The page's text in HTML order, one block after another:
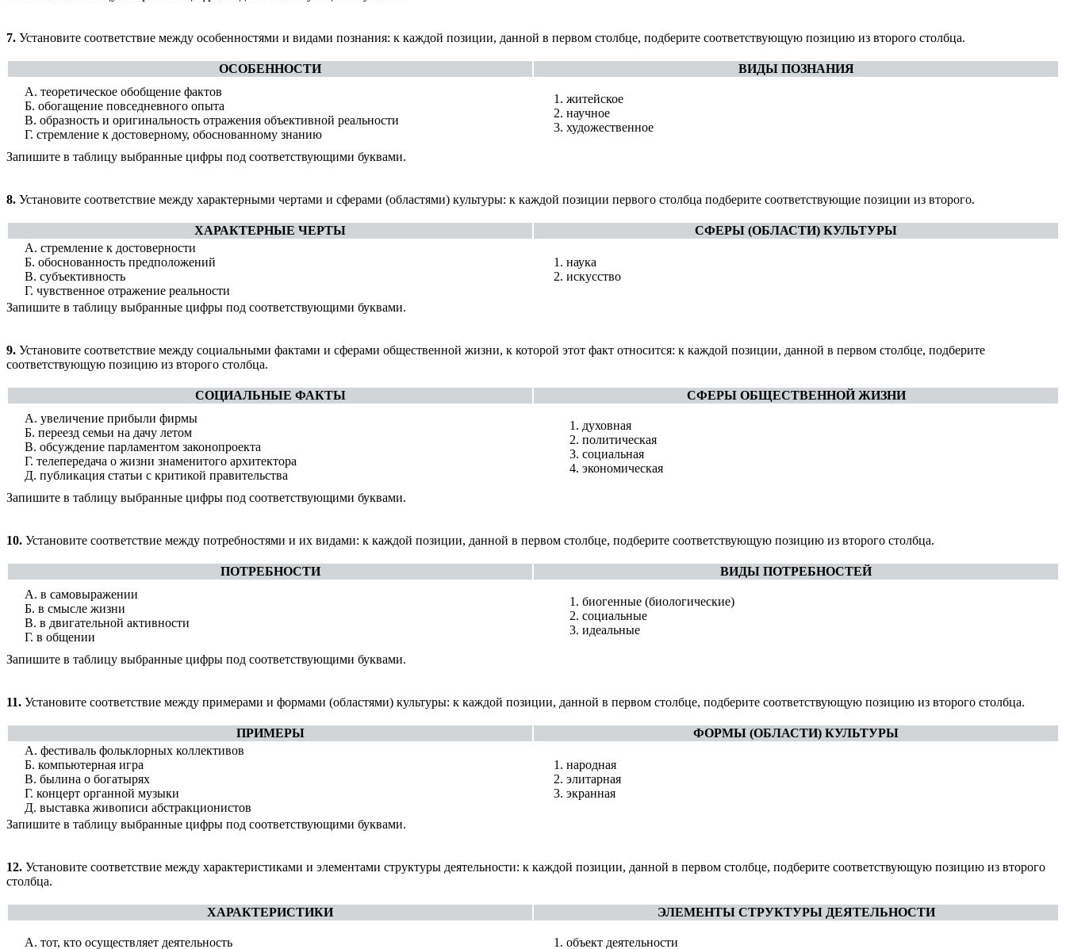
7. Установите соответствие между особенностями и видами познания: к каждой позиции, данной в первом столбце, подберите соответствующую позицию из второго столбца.
ОСОБЕННОСТИ
ВИДЫ ПОЗНАНИЯ
А. теоретическое обобщение фактов
Б. обогащение повседневного опыта
В. образность и оригинальность отражения объективной реальности
Г. стремление к достоверному, обоснованному знанию
житейское
научное
художественное
Запишите в таблицу выбранные цифры под соответствующими буквами.
8. Установите соответствие между характерными чертами и сферами (областями) культуры: к каждой позиции первого столбца подберите соответствующие позиции из второго.
ХАРАКТЕРНЫЕ ЧЕРТЫ
СФЕРЫ (ОБЛАСТИ) КУЛЬТУРЫ
А. стремление к достоверности
Б. обоснованность предположений
В. субъективность
Г. чувственное отражение реальности
наука
искусство
Запишите в таблицу выбранные цифры под соответствующими буквами.
9. Установите соответствие между социальными фактами и сферами общественной жизни, к которой этот факт относится: к каждой позиции, данной в первом столбце, подберите
соответствующую позицию из второго столбца.
СОЦИАЛЬНЫЕ ФАКТЫ
СФЕРЫ ОБЩЕСТВЕННОЙ ЖИЗНИ
А. увеличение прибыли фирмы
Б. переезд семьи на дачу летом
В. обсуждение парламентом законопроекта
Г. телепередача о жизни знаменитого архитектора
Д. публикация статьи с критикой правительства
духовная
политическая
социальная
экономическая
Запишите в таблицу выбранные цифры под соответствующими буквами.
10. Установите соответствие между потребностями и их видами: к каждой позиции, данной в первом столбце, подберите соответствующую позицию из второго столбца.
ПОТРЕБНОСТИ
ВИДЫ ПОТРЕБНОСТЕЙ
А. в самовыражении
Б. в смысле жизни
В. в двигательной активности
Г. в общении
биогенные (биологические)
социальные
идеальные
Запишите в таблицу выбранные цифры под соответствующими буквами.
11. Установите соответствие между примерами и формами (областями) культуры: к каждой позиции, данной в первом столбце, подберите соответствующую позицию из второго столбца.
ПРИМЕРЫ
ФОРМЫ (ОБЛАСТИ) КУЛЬТУРЫ
А. фестиваль фольклорных коллективов
Б. компьютерная игра
В. былина о богатырях
Г. концерт органной музыки
Д. выставка живописи абстракционистов
народная
элитарная
экранная
Запишите в таблицу выбранные цифры под соответствующими буквами.
12. Установите соответствие между характеристиками и элементами структуры деятельности: к каждой позиции, данной в первом столбце, подберите соответствующую позицию из второго
столбца.
ХАРАКТЕРИСТИКИ ЭЛЕМЕНТЫ СТРУКТУРЫ ДЕЯТЕЛЬНОСТИ
А. тот, кто осуществляет деятельность объект деятельности